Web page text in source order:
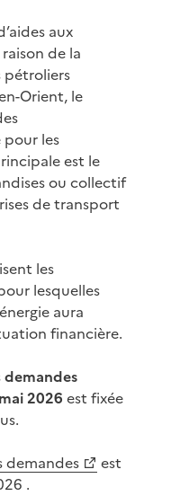
aux
de la
pétroliers
Orient, le
les
est le
ou collectif
de transport
les
lesquelles
aura
financière.
demandes
2026 est fixée
demandes
est
.